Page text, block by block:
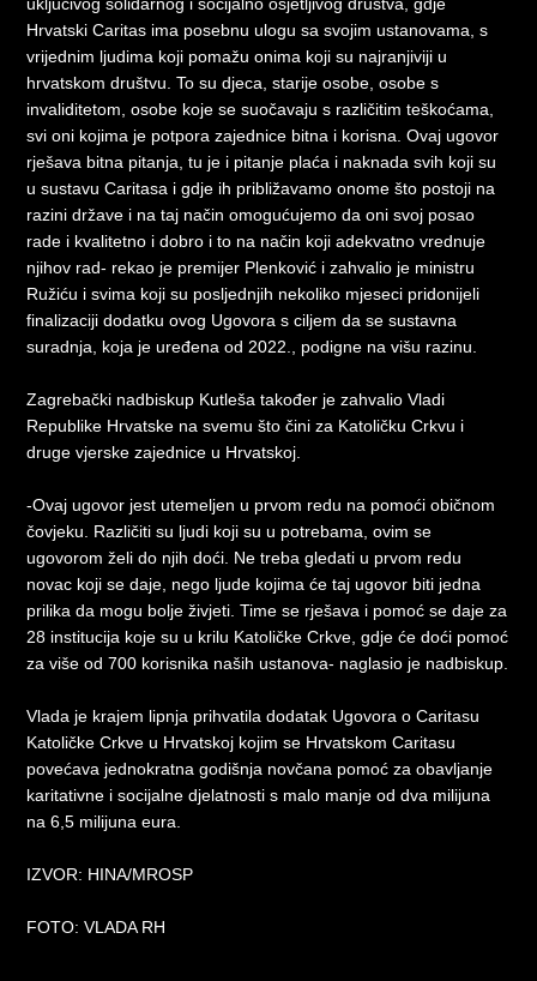
Hrvatski Caritas ima posebnu ulogu sa svojim ustanovama, s
vrijednim ljudima koji pomažu onima koji su najranjiviji u
hrvatskom društvu. To su djeca, starije osobe, osobe s
invaliditetom, osobe koje se suočavaju s različitim teškoćama,
svi oni kojima je potpora zajednice bitna i korisna. Ovaj ugovor
rješava bitna pitanja, tu je i pitanje plaća i naknada svih koji su
u sustavu Caritasa i gdje ih približavamo onome što postoji na
razini države i na taj način omogućujemo da oni svoj posao
rade i kvalitetno i dobro i to na način koji adekvatno vrednuje
njihov rad- rekao je premijer Plenković i zahvalio je ministru
Ružiću i svima koji su posljednjih nekoliko mjeseci pridonijeli
finalizaciji dodatku ovog Ugovora s ciljem da se sustavna
suradnja, koja je uređena od 2022., podigne na višu razinu.
Zagrebački nadbiskup Kutleša također je zahvalio Vladi
Republike Hrvatske na svemu što čini za Katoličku Crkvu i
druge vjerske zajednice u Hrvatskoj.
-Ovaj ugovor jest utemeljen u prvom redu na pomoći običnom
čovjeku. Različiti su ljudi koji su u potrebama, ovim se
ugovorom želi do njih doći. Ne treba gledati u prvom redu
novac koji se daje, nego ljude kojima će taj ugovor biti jedna
prilika da mogu bolje živjeti. Time se rješava i pomoć se daje za
28 institucija koje su u krilu Katoličke Crkve, gdje će doći pomoć
za više od 700 korisnika naših ustanova- naglasio je nadbiskup.
Vlada je krajem lipnja prihvatila dodatak Ugovora o Caritasu
Katoličke Crkve u Hrvatskoj kojim se Hrvatskom Caritasu
povećava jednokratna godišnja novčana pomoć za obavljanje
karitativne i socijalne djelatnosti s malo manje od dva milijuna
na 6,5 milijuna eura.
IZVOR: HINA/MROSP
FOTO: VLADA RH